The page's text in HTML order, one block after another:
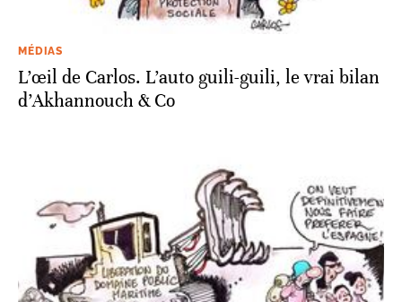
MÉDIAS
L’œil de Carlos. L’auto guili-guili, le vrai bilan
d’Akhannouch & Co